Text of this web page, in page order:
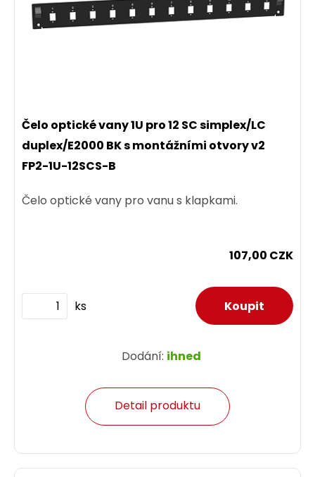
Čelo optické vany 1U pro 12 SC simplex/LC
duplex/E2000 BK s montážními otvory v2
FP2-1U-12SCS-B
Čelo optické vany pro vanu s klapkami.
107,00 CZK
ks
Dodání: ihned
Detail produktu